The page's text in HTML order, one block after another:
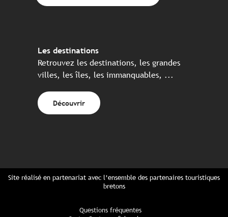
Les destinations
Retrouvez les destinations, les grandes
villes, les îles, les immanquables, ...
Découvrir
Site réalisé en partenariat avec l’ensemble des partenaires touristiques
bretons
Questions fréquentes